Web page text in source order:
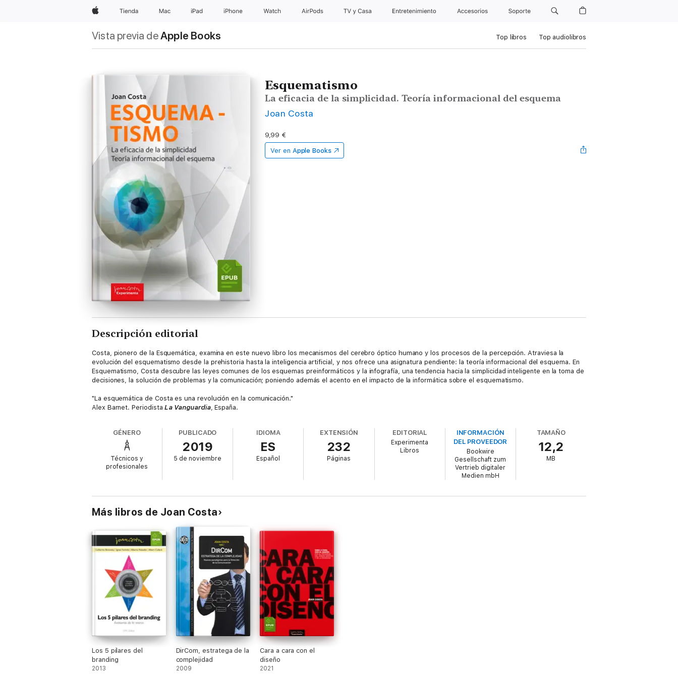
AppleTienda Mac iPad iPhone Watch AirPods TV y Casa Entretenimiento Accesorios Soporte
Vista previa deApple Books Top libros Top audiolibros
Esquematismo
La eficacia de la simplicidad. Teoría informacional del esquema
Joan Costa
9,99 €
Ver en Apple Books
Descripción editorial
Costa, pionero de la Esquemática, examina en este nuevo libro los mecanismos del cerebro óptico humano y los procesos de la percepción. Atraviesa la
evolución del esquematismo desde la prehistoria hasta la inteligencia artificial, y nos ofrece una asignatura pendiente: la teoría informacional del esquema. En
Esquematismo, Costa descubre las leyes comunes de los esquemas preinformáticos y la infografía, una tendencia hacia la simplicidad inteligente en la toma de
decisiones, la solución de problemas y la comunicación; poniendo además el acento en el impacto de la informática sobre el esquematismo.
"La esquemática de Costa es una revolución en la comunicación."
Alex Barnet. PeriodistaLa Vanguardia, España.
GÉNERO
Técnicos y
profesionales
PUBLICADO
2019
5 de noviembre
IDIOMA
ES
Español
EXTENSIÓN
232
Páginas
EDITORIAL
Experimenta
Libros
INFORMACIÓN
DEL PROVEEDOR
Bookwire
Gesellschaft zum
Vertrieb digitaler
Medien mbH
TAMAÑO
12,2
MB
Más libros de Joan Costa
Los 5 pilares del
branding
2013
DirCom, estratega de la
complejidad
2009
Cara a cara con el
diseño
2021